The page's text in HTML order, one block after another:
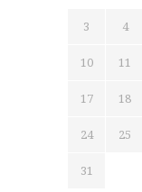
3 4
10 11
17 18
24 25
31